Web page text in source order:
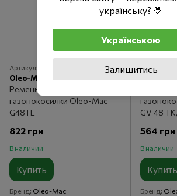
Артикул: 66030037
Oleo-Mac
Ремень привода для
газонокосилки Oleo-Mac
G48TE
822 грн
В наличии
Купить
Бренд Oleo-Mac
Артикул:
Oleo-Mac
GV 48
564 грн
В наличии
Купить
Бренд
українську? 💛
Українською
Залишитись